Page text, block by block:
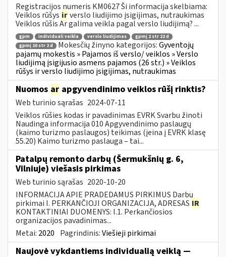
Registracijos numeris KM0627 Ši informacija skelbiama:
Veiklos rūšys irverslo liudijimo įsigijimas, nutraukimas
Veiklos rūšis Ar galima veikla pagal verslo liudijimą? ...
gpm individuali veikla verslo liudijimas
gpmį 2 str 22 d
gpmį 10 str 2 d
Mokesčių žinyno kategorijos:Gyventojų
pajamų mokestis » Pajamos iš verslo/ veiklos » Verslo
liudijimą įsigijusio asmens pajamos (26 str.) » Veiklos
rūšys ir verslo liudijimo įsigijimas, nutraukimas
Nuomos ar apgyvendinimo veiklos rūšį rinktis?
Web turinio sąrašas 2024-07-11
Veiklos rūšies kodas ir pavadinimas EVRK Svarbu žinoti
Naudinga informacija 010 Apgyvendinimo paslaugų
(kaimo turizmo paslaugos) teikimas (įeina į EVRK klasę
55.20) Kaimo turizmo paslauga – tai...
Patalpų remonto darbų (Šermukšnių g. 6,
Vilniuje) viešasis pirkimas
Web turinio sąrašas 2020-10-20
INFORMACIJA APIE PRADEDAMUS PIRKIMUS Darbų
pirkimai I. PERKANČIOJI ORGANIZACIJA, ADRESAS IR
KONTAKTINIAI DUOMENYS: I.1. Perkančiosios
organizacijos pavadinimas...
Metai: 2020 Pagrindinis:Viešieji pirkimai
Naujovė vykdantiems individualią veiklą —